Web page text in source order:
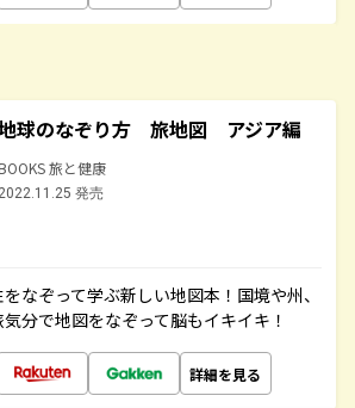
球のなぞり方 旅地図 アジア編
旅と健康
2022.11.25 発売
なぞって学ぶ新しい地図本！国境や州、
分で地図をなぞって脳もイキイキ！
詳細を見る